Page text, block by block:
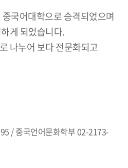
국어대학으로 승격되었으며
게 되었습니다.
나누어 보다 전문화되고
/ 중국언어문화학부 02-2173-